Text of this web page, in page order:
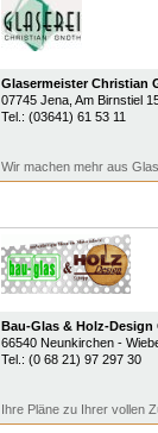
Glasermeister Christian
07745 Jena, Am Birnstiel
Tel.: (03641) 61 53 11
Wir machen mehr aus Glas
Bau-Glas & Holz-Design
66540 Neunkirchen -
Tel.: (0 68 21) 97 297 30
Ihre Pläne zu Ihrer vollen